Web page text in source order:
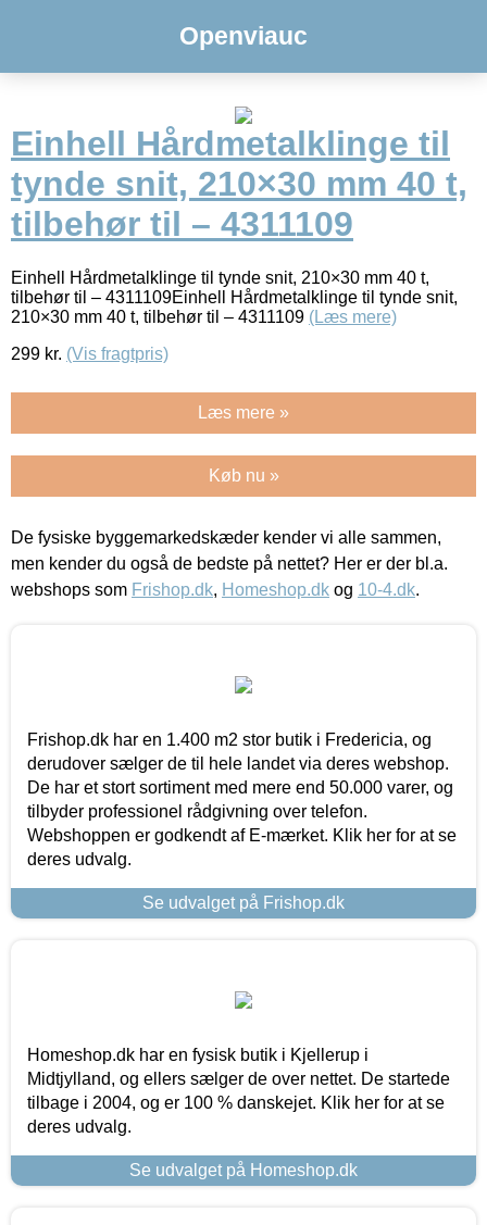
Openviauc
Einhell Hårdmetalklinge til
tynde snit, 210×30 mm 40 t,
tilbehør til – 4311109
Einhell Hårdmetalklinge til tynde snit, 210×30 mm 40 t,
tilbehør til – 4311109Einhell Hårdmetalklinge til tynde snit,
210×30 mm 40 t, tilbehør til – 4311109 (Læs mere)
299 kr. (Vis fragtpris)
Læs mere »
Køb nu »
De fysiske byggemarkedskæder kender vi alle sammen,
men kender du også de bedste på nettet? Her er der bl.a.
webshops som Frishop.dk, Homeshop.dk og 10-4.dk.
Frishop.dk har en 1.400 m2 stor butik i Fredericia, og
derudover sælger de til hele landet via deres webshop.
De har et stort sortiment med mere end 50.000 varer, og
tilbyder professionel rådgivning over telefon.
Webshoppen er godkendt af E-mærket. Klik her for at se
deres udvalg.
Se udvalget på Frishop.dk
Homeshop.dk har en fysisk butik i Kjellerup i
Midtjylland, og ellers sælger de over nettet. De startede
tilbage i 2004, og er 100 % danskejet. Klik her for at se
deres udvalg.
Se udvalget på Homeshop.dk